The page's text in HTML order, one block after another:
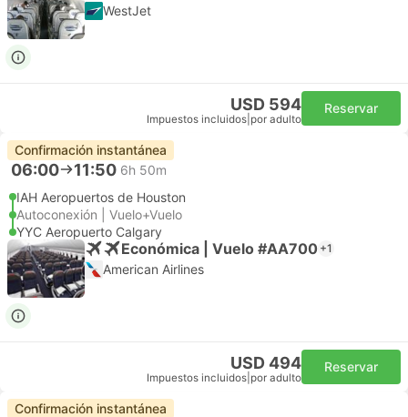
WestJet
USD 594
Impuestos incluidos por adulto
Reservar
Confirmación instantánea
06:00 11:50 6h 50m
IAH Aeropuertos de Houston
Autoconexión | Vuelo+Vuelo
YYC Aeropuerto Calgary
Económica | Vuelo #AA700 +1
American Airlines
USD 494
Impuestos incluidos por adulto
Reservar
Confirmación instantánea